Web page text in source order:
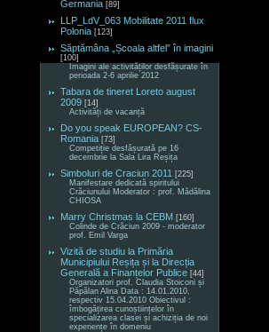
Germania [89]
LLP_LdV_063 Mobilitate 2011 flux
Polonia [123]
Săptămâna „Școala altfel” în imagini
[100]
Imagini ale activităților desfășurate în
perioada 2-6 aprilie 2012
Tabara de tineret Loreto august
2009 [14]
Activități de vacanță
Do you speak EUROPEAN? CS-
Romania [73]
Competiție desfășurată pe 16
decembrie la Sala Lira Reșița
Simboluri de Craciun 2011 [225]
Manifestare dedicată spiritului
Crăciunului Moderator : prof. Mădălina
CHIOSA
Marry Christmas la CEBM [160]
Colinde de Crăciun 2009 - moderator
prof. Emil Varga
Vizită de studiu la Primăria
Municipiului Reșița și la Direcția
Generală a Finanțelor Publice [44]
Organizatori prof. Claudia Stoiconi și
Păpălan Alina Data : 14.01.2010,
respectiv 15.04.2010 Obiectivul :
îmbogățirea cunoștiințelor în
specializarea clasei și achiziția de noi
experiențe în domeniu